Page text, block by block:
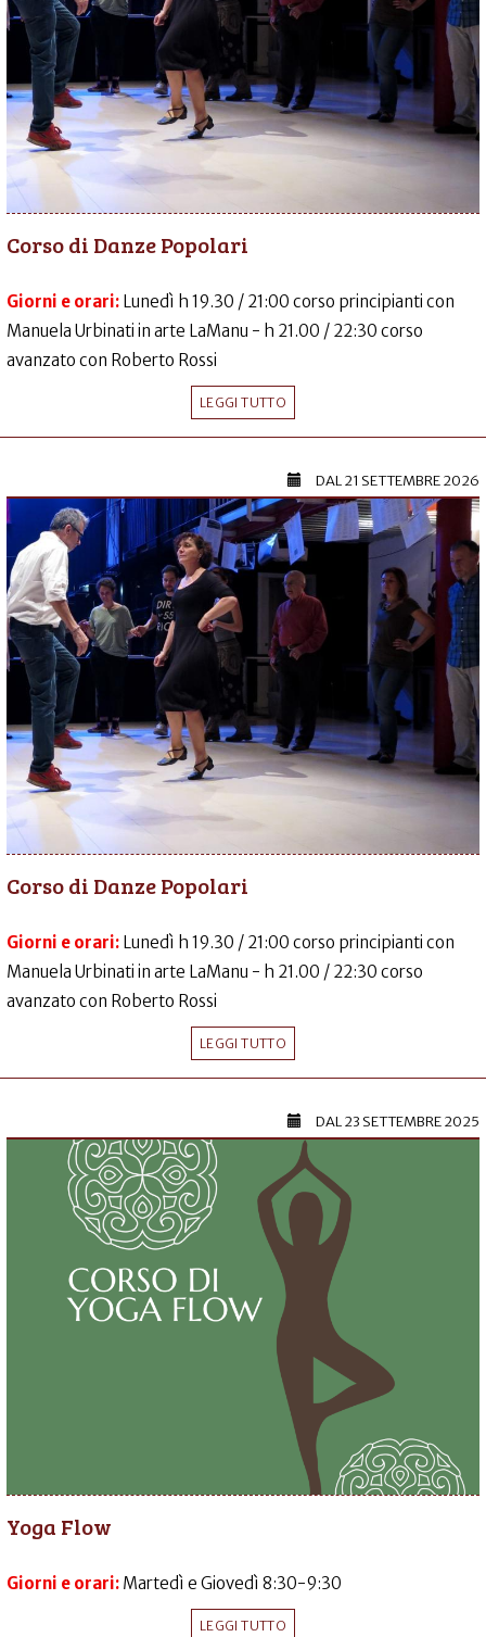
Corso di Danze Popolari
Giorni e orari: Lunedì h 19.30 / 21:00 corso principianti con
Manuela Urbinati in arte LaManu - h 21.00 / 22:30 corso
avanzato con Roberto Rossi
LEGGI TUTTO
DAL21 SETTEMBRE 2026
Corso di Danze Popolari
Giorni e orari: Lunedì h 19.30 / 21:00 corso principianti con
Manuela Urbinati in arte LaManu - h 21.00 / 22:30 corso
avanzato con Roberto Rossi
LEGGI TUTTO
DAL23 SETTEMBRE 2025
Yoga Flow
Giorni e orari: Martedì e Giovedì 8:30-9:30
LEGGI TUTTO